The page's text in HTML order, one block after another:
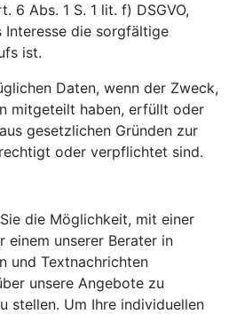
6 Abs. 1 S. 1 lit. f) DSGVO,
die sorgfältige
ist.
Daten, wenn der Zweck,
mitgeteilt haben, erfüllt oder
gesetzlichen Gründen zur
oder verpflichtet sind.
die Möglichkeit, mit einer
einem unserer Berater in
und Textnachrichten
unsere Angebote zu
stellen. Um Ihre individuellen